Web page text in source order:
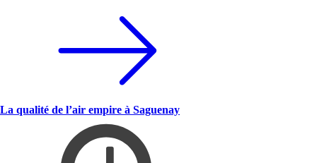
La qualité de l’air empire à Saguenay